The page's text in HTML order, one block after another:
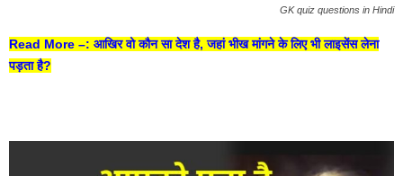
GK quiz questions in Hindi
Read More –: आखिर वो कौन सा देश है, जहां भीख मांगने के लिए भी लाइसेंस लेना
पड़ता है?